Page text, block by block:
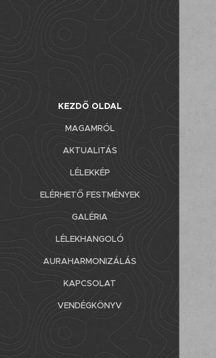
KEZDŐ OLDAL
MAGAMRÓL
AKTUALITÁS
LÉLEKKÉP
ELÉRHETŐ FESTMÉNYEK
GALÉRIA
LÉLEKHANGOLÓ
AURAHARMONIZÁLÁS
KAPCSOLAT
VENDÉGKÖNYV